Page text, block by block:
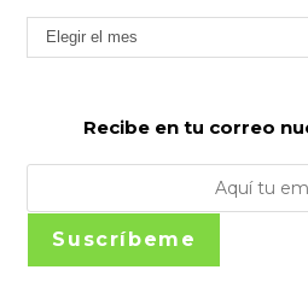
Archivos
Elegir el mes
Recibe en tu correo
Suscríbeme